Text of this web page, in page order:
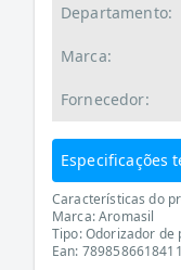
Departamento:
Marca:
Fornecedor:
Especificações
Características do
Marca: Aromasil
Tipo: Odorizador de
Ean: 7898586618411